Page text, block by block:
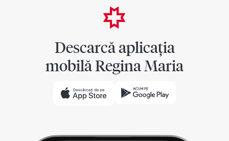
Descarcă aplicația
mobilă Regina Maria